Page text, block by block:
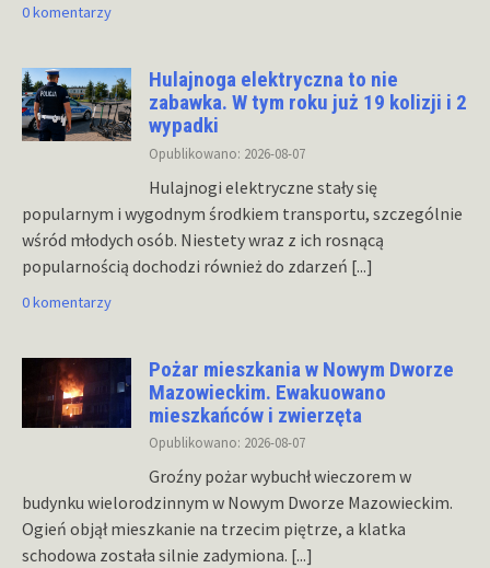
0 komentarzy
Hulajnoga elektryczna to nie
zabawka. W tym roku już 19 kolizji i 2
wypadki
Opublikowano: 2026-08-07
Hulajnogi elektryczne stały się
popularnym i wygodnym środkiem transportu, szczególnie
wśród młodych osób. Niestety wraz z ich rosnącą
popularnością dochodzi również do zdarzeń [...]
0 komentarzy
Pożar mieszkania w Nowym Dworze
Mazowieckim. Ewakuowano
mieszkańców i zwierzęta
Opublikowano: 2026-08-07
Groźny pożar wybuchł wieczorem w
budynku wielorodzinnym w Nowym Dworze Mazowieckim.
Ogień objął mieszkanie na trzecim piętrze, a klatka
schodowa została silnie zadymiona. [...]